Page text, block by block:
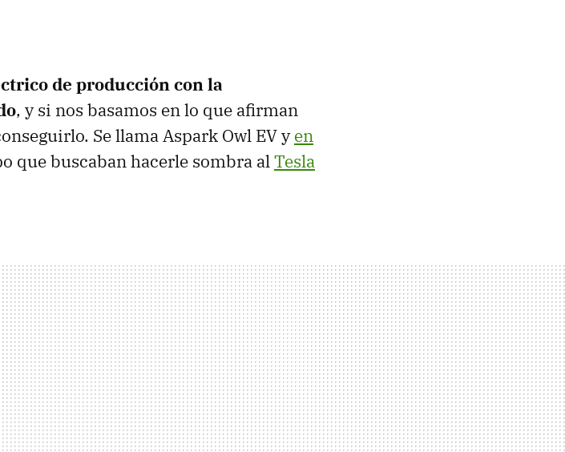
de producción con la
, y si nos basamos en lo que afirman
Se llama Aspark Owl EV yen
que buscaban hacerle sombra alTesla